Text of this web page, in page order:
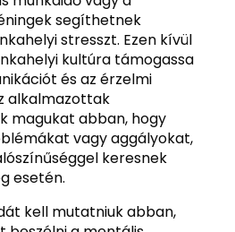
segíthetnek
stresszt. Ezen kívül
kultúra támogassa
és az érzelmi
alkalmazottak
magukat abban, hogy
vagy aggályokat,
keresnek
esetén.
kell mutatniuk abban,